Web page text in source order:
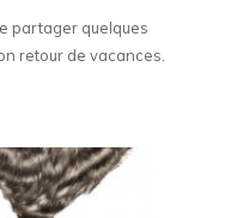
partager quelques
retour de vacances.